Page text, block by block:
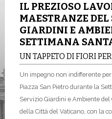
IL PREZIOSO
MAESTRANZE
GIARDINI E
SETTIMANA
UN TAPPETO DI FIORI
Un impegno non indifferente
Piazza San Pietro durante la
Servizio Giardini e Ambiente
della Città del Vaticano, con la